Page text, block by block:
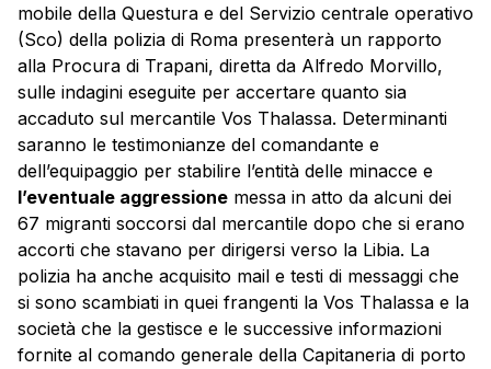
mobile della Questura e del Servizio centrale operativo
(Sco) della polizia di Roma presenterà un rapporto
alla Procura di Trapani, diretta da Alfredo Morvillo,
sulle indagini eseguite per accertare quanto sia
accaduto sul mercantile Vos Thalassa. Determinanti
saranno le testimonianze del comandante e
dell’equipaggio per stabilire l’entità delle minacce e
l’eventuale aggressione messa in atto da alcuni dei
67 migranti soccorsi dal mercantile dopo che si erano
accorti che stavano per dirigersi verso la Libia. La
polizia ha anche acquisito mail e testi di messaggi che
si sono scambiati in quei frangenti la Vos Thalassa e la
società che la gestisce e le successive informazioni
fornite al comando generale della Capitaneria di porto